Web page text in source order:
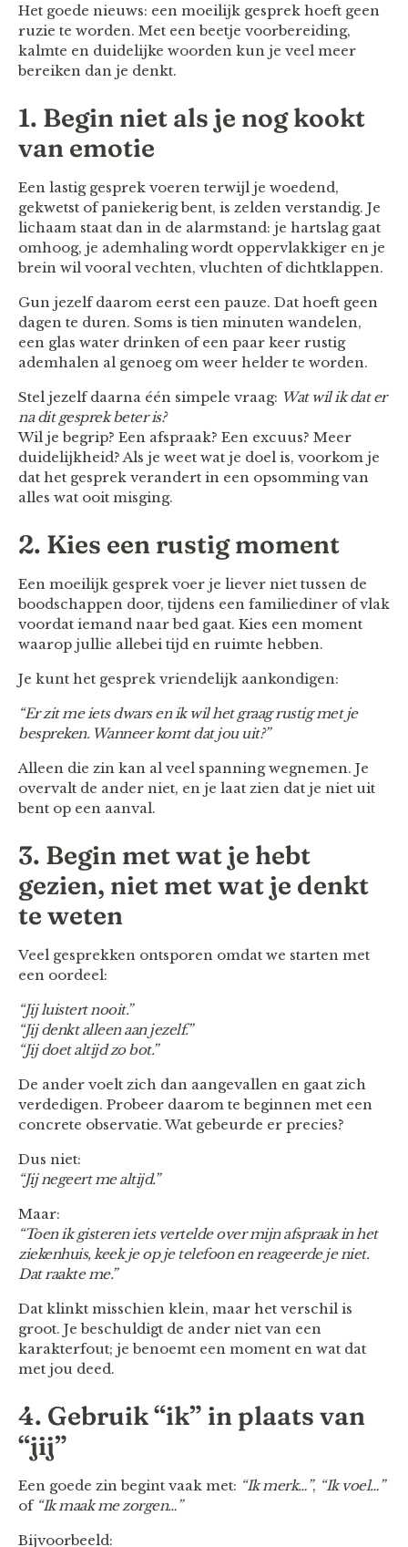
Het goede nieuws: een moeilijk gesprek hoeft geen
ruzie te worden. Met een beetje voorbereiding,
kalmte en duidelijke woorden kun je veel meer
bereiken dan je denkt.
1. Begin niet als je nog kookt
van emotie
Een lastig gesprek voeren terwijl je woedend,
gekwetst of paniekerig bent, is zelden verstandig. Je
lichaam staat dan in de alarmstand: je hartslag gaat
omhoog, je ademhaling wordt oppervlakkiger en je
brein wil vooral vechten, vluchten of dichtklappen.
Gun jezelf daarom eerst een pauze. Dat hoeft geen
dagen te duren. Soms is tien minuten wandelen,
een glas water drinken of een paar keer rustig
ademhalen al genoeg om weer helder te worden.
Stel jezelf daarna één simpele vraag: Wat wil ik dat er
na dit gesprek beter is?
Wil je begrip? Een afspraak? Een excuus? Meer
duidelijkheid? Als je weet wat je doel is, voorkom je
dat het gesprek verandert in een opsomming van
alles wat ooit misging.
2. Kies een rustig moment
Een moeilijk gesprek voer je liever niet tussen de
boodschappen door, tijdens een familiediner of vlak
voordat iemand naar bed gaat. Kies een moment
waarop jullie allebei tijd en ruimte hebben.
Je kunt het gesprek vriendelijk aankondigen:
“Er zit me iets dwars en ik wil het graag rustig met je
bespreken. Wanneer komt dat jou uit?”
Alleen die zin kan al veel spanning wegnemen. Je
overvalt de ander niet, en je laat zien dat je niet uit
bent op een aanval.
3. Begin met wat je hebt
gezien, niet met wat je denkt
te weten
Veel gesprekken ontsporen omdat we starten met
een oordeel:
“Jij luistert nooit.”
“Jij denkt alleen aan jezelf.”
“Jij doet altijd zo bot.”
De ander voelt zich dan aangevallen en gaat zich
verdedigen. Probeer daarom te beginnen met een
concrete observatie. Wat gebeurde er precies?
Dus niet:
“Jij negeert me altijd.”
Maar:
“Toen ik gisteren iets vertelde over mijn afspraak in het
ziekenhuis, keek je op je telefoon en reageerde je niet.
Dat raakte me.”
Dat klinkt misschien klein, maar het verschil is
groot. Je beschuldigt de ander niet van een
karakterfout; je benoemt een moment en wat dat
met jou deed.
4. Gebruik “ik” in plaats van
“jij”
Een goede zin begint vaak met: “Ik merk…”, “Ik voel…”
of “Ik maak me zorgen…”
Bijvoorbeeld: